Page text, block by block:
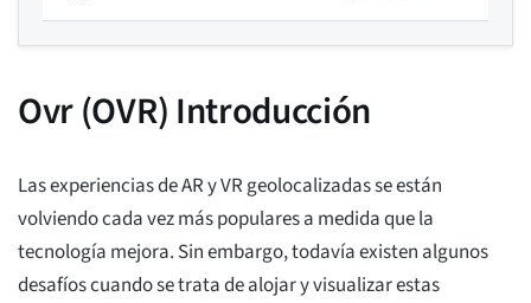
Ovr (OVR) Introducción
Las experiencias de AR y VR geolocalizadas se están
volviendo cada vez más populares a medida que la
tecnología mejora. Sin embargo, todavía existen algunos
desafíos cuando se trata de alojar y visualizar estas